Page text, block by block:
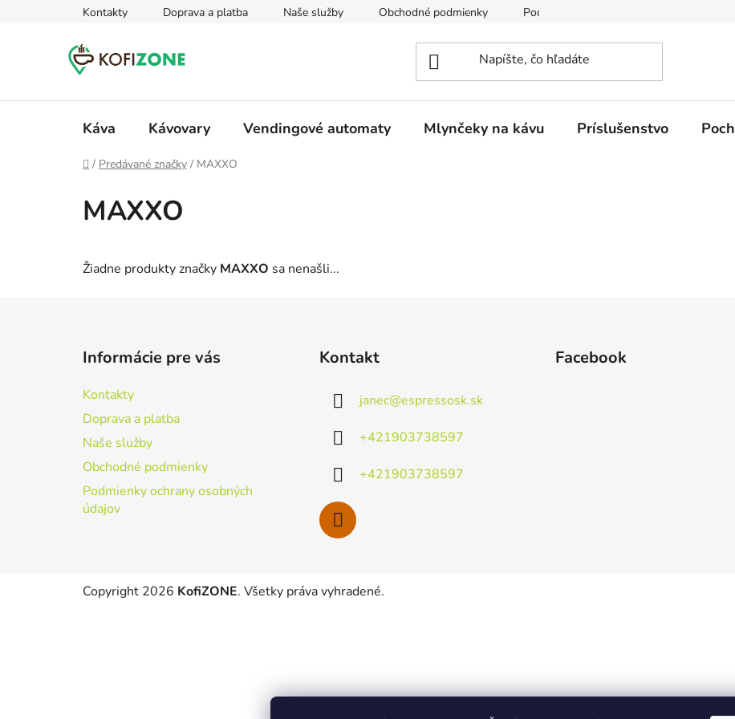
Kontakty Doprava a platba Naše služby Obchodné podmienky Podmienky ochrany osobných údajov
Káva Kávovary Vendingové automaty Mlynčeky na kávu Príslušenstvo
Domov
/ Predávané značky / MAXXO
MAXXO
Žiadne produkty značky MAXXO sa nenašli...
Informácie pre vás
Kontakty
Doprava a platba
Naše služby
Obchodné podmienky
Podmienky ochrany osobných
údajov
Kontakt
janec@espressosk.sk
+421903738597
+421903738597
Facebook
Copyright 2026 KofiZONE. Všetky práva vyhradené.